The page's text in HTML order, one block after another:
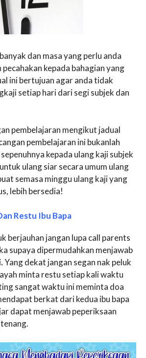
dan masa yang perlu anda
kepada bahagian yang
ini bertujuan agar anda tidak
setiap hari dari segi subjek dan
pembelajaran mengikut jadual
pembelajaran ini bukanlah
kepada ulang kaji subjek
ulang siar secara umum ulang
semasa minggu ulang kaji yang
lebih bersedia!
Restu Ibu Bapa
berjauhan jangan lupa call parents
supaya dipermudahkan menjawab
.Yang dekat jangan segan nak peluk
minta restu setiap kali waktu
sangat waktu ini meminta doa
berkat dari kedua ibu bapa
dapat menjawab peperiksaan